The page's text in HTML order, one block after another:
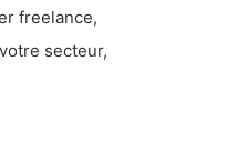
freelance,
secteur,